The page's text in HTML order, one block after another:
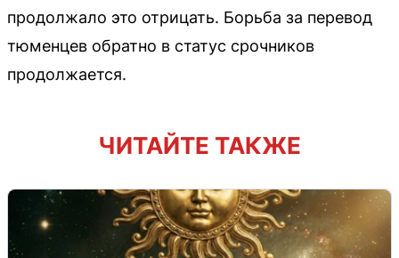
продолжало это отрицать. Борьба за перевод
тюменцев обратно в статус срочников
продолжается.
ЧИТАЙТЕ ТАКЖЕ